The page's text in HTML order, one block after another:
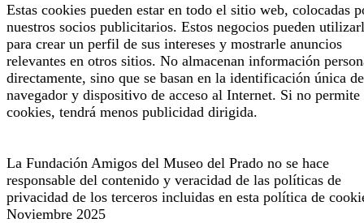
Estas cookies pueden estar en todo el sitio web, colocadas
nuestros socios publicitarios. Estos negocios pueden
para crear un perfil de sus intereses y mostrarle anuncios
relevantes en otros sitios. No almacenan información
directamente, sino que se basan en la identificación única
navegador y dispositivo de acceso al Internet. Si no permite
cookies, tendrá menos publicidad dirigida.
La Fundación Amigos del Museo del Prado no se hace
responsable del contenido y veracidad de las políticas de
privacidad de los terceros incluidas en esta política de
Noviembre 2025